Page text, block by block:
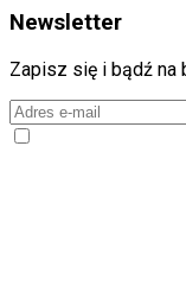
Newsletter
Zapisz się i bądź na